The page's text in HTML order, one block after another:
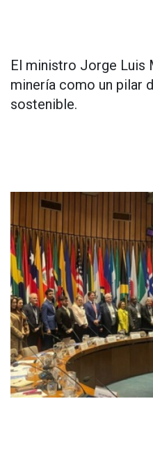
El ministro Jorge Luis
minería como un pilar
sostenible.